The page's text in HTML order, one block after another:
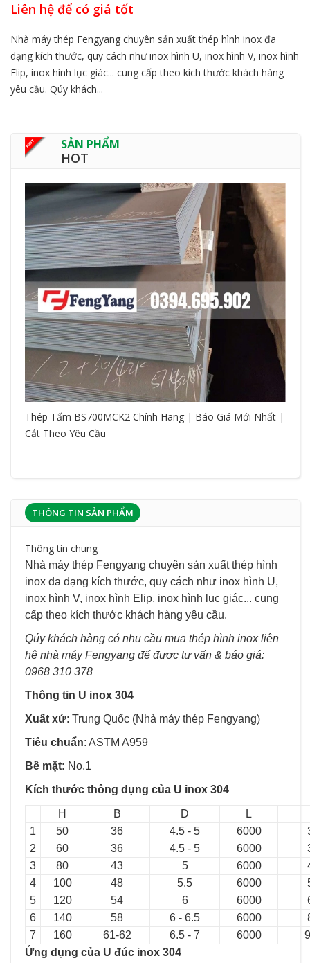
Liên hệ để có giá tốt
Nhà máy thép Fengyang chuyên sản xuất thép hình inox đa
dạng kích thước, quy cách như inox hình U, inox hình V, inox hình
Elip, inox hình lục giác... cung cấp theo kích thước khách hàng
yêu cầu. Qúy khách...
SẢN PHẨM
HOT
Thép Tấm BS700MCK2 Chính Hãng | Báo Giá Mới Nhất |
Cắt Theo Yêu Cầu
THÔNG TIN SẢN PHẨM
Thông tin chung
Nhà máy thép Fengyang chuyên sản xuất thép hình
inox đa dạng kích thước, quy cách như inox hình U,
inox hình V, inox hình Elip, inox hình lục giác... cung
cấp theo kích thước khách hàng yêu cầu.
Qúy khách hàng có nhu cầu mua thép hình inox liên
hệ nhà máy Fengyang để được tư vấn & báo giá:
0968 310 378
Thông tin U inox 304
Xuất xứ: Trung Quốc (Nhà máy thép Fengyang)
Tiêu chuẩn: ASTM A959
Bề mặt: No.1
Kích thước thông dụng của U inox 304
H B D
L
1
50 36 4.5 - 5 6000
2
60 36 4.5 - 5 6000
3
80 43 5 6000
4
100 48 5.5 6000
5
120 54 6 6000
6
140 58 6 - 6.5 6000
7
160 61-62 6.5 - 7 6000
Ứng dụng của U đúc inox 304